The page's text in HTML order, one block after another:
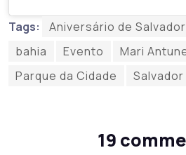
Tags: Aniversário de Salvador
bahia
Evento
Mari
Parque da Cidade
Salvador
19